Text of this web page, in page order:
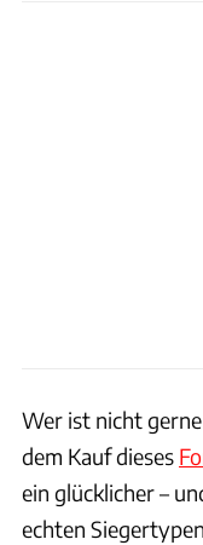
Wer ist nicht
dem Kauf dieses
ein glücklicher –
echten